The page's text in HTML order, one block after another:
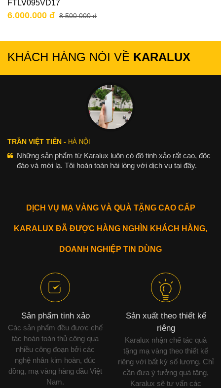
FTLV095VD17
6.000.000 đ 8.500.000 đ
KHÁCH HÀNG NÓI VỀ KARALUX
TRẦN VIỆT TIẾN - HÀ NỘI
Những sản phẩm từ Karalux luôn có độ tinh xảo rất cao, độc
đáo và mới lạ. Tôi hoàn toàn hài lòng với dịch vụ tại đây.
DỊCH VỤ MẠ VÀNG VÀ QUÀ TẶNG CAO CẤP
KARALUX ĐÃ ĐƯỢC HÀNG NGHÌN KHÁCH HÀNG,
DOANH NGHIỆP TIN DÙNG
Sản phẩm tinh xảo
Các sản phẩm đều được chế
tác hoàn toàn thủ công qua
nhiều công đoạn bởi các
nghệ nhân kim hoàn, đúc
đồng, mạ vàng hàng đầu Việt
Nam.
Sản xuất theo thiết kế
riêng
Karalux nhận chế tác quà
tặng mạ vàng theo thiết kế
riêng với bất kỳ số lượng. Chỉ
cần đưa ý tưởng quà tặng,
Karalux sẽ tư vấn các